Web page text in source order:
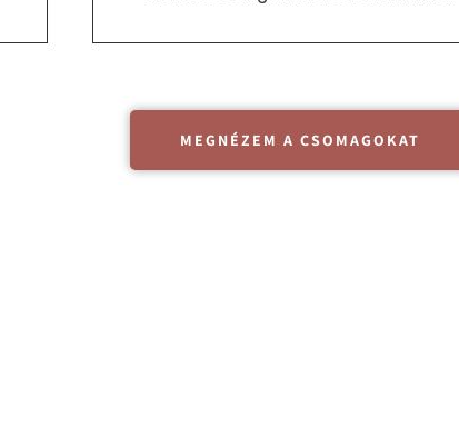
MEGNÉZEM A CSOMAGOKAT